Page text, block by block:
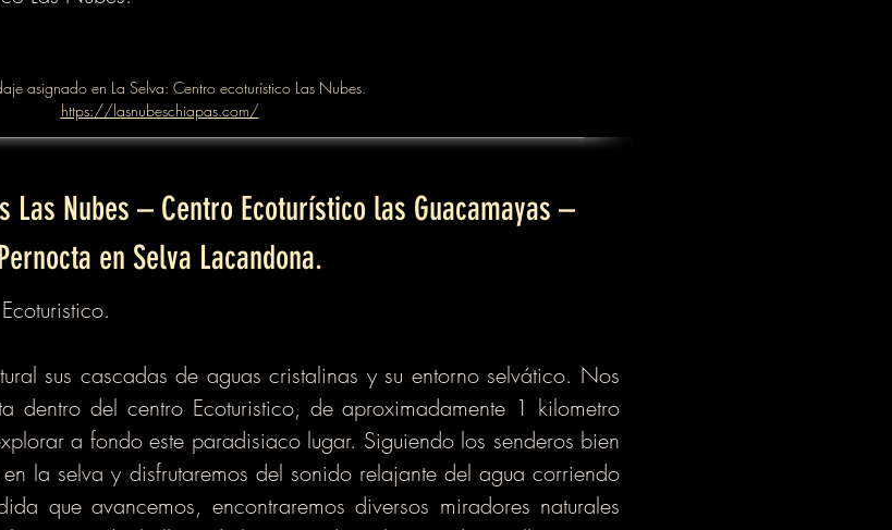
asignado en La Selva: Centro ecoturístico Las Nubes.
https://lasnubeschiapas.com/
Las Nubes – Centro Ecoturístico las Guacamayas –
en Selva Lacandona.
sus cascadas de aguas cristalinas y su entorno selvático. Nos
dentro del centro Ecoturistico, de aproximadamente 1 kilometro
a fondo este paradisiaco lugar. Siguiendo los senderos bien
la selva y disfrutaremos del sonido relajante del agua corriendo
que avancemos, encontraremos diversos miradores naturales